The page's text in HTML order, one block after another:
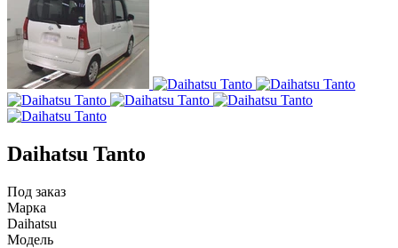
Daihatsu Tanto
Под заказ
Марка
Daihatsu
Модель